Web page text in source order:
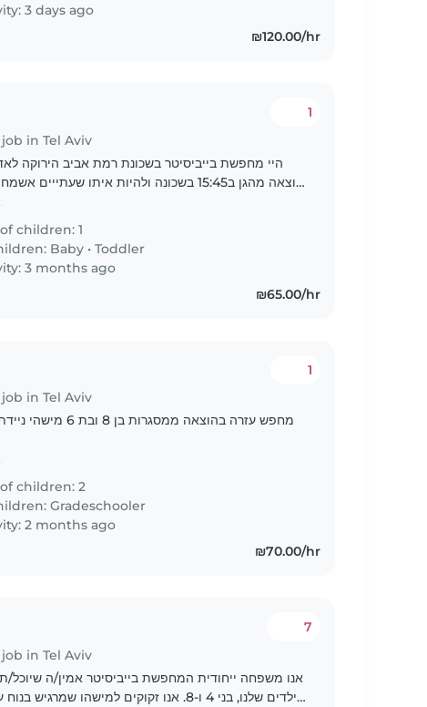
3 days ago
₪120.00/hr
in Tel Aviv
1
היי מחפשת בייביסיטר בשכונת רמת אביב הירוקה
הוצאה מהגן ב15:45 בשכונה ולהיות איתו
children: 1
Baby •Toddler
3 months ago
₪65.00/hr
in Tel Aviv
1
מחפש עזרה בהוצאה ממסגרות
children: 2
Gradeschooler
2 months ago
₪70.00/hr
in Tel Aviv
7
אנו משפחה ייחודית המחפשת בייביסיטר אמין/ה שיוכל/
הילדים שלנו, בני 4 ו-8. אנו זקוקים למישהו